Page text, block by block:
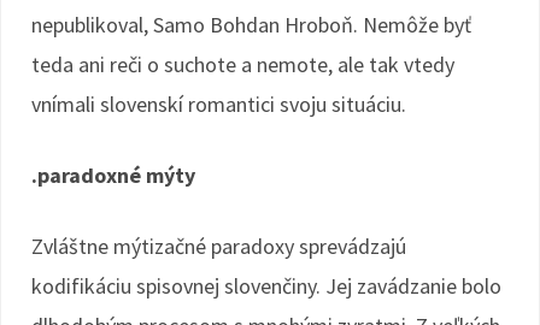
nepublikoval, Samo Bohdan Hroboň. Nemôže byť
teda ani reči o suchote a nemote, ale tak vtedy
vnímali slovenskí romantici svoju situáciu.
.paradoxné mýty
Zvláštne mýtizačné paradoxy sprevádzajú
kodifikáciu spisovnej slovenčiny. Jej zavádzanie bolo